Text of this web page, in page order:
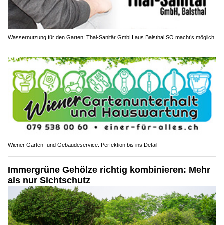
Wassernutzung für den Garten: Thal-Sanitär GmbH aus Balsthal SO macht’s möglich
Wiener Garten- und Gebäudeservice: Perfektion bis ins Detail
Immergrüne Gehölze richtig kombinieren: Mehr
als nur Sichtschutz